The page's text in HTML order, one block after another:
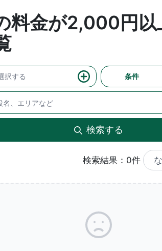
料金が2,000円
択する 条件
検索する
検索結果：0件